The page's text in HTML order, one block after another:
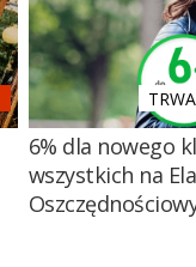
6% dla nowego
wszystkich na